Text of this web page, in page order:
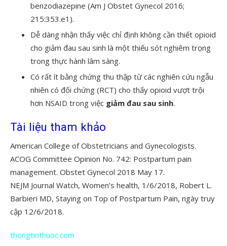
benzodiazepine (Am J Obstet Gynecol 2016;
215:353.e1).
Dễ dàng nhận thấy việc chỉ định không cần thiết opioid
cho giảm đau sau sinh là một thiếu sót nghiêm trọng
trong thực hành lâm sàng.
Có rất ít bằng chứng thu thập từ các nghiên cứu ngẫu
nhiên có đối chứng (RCT) cho thấy opioid vượt trội
hơn NSAID trong việc giảm đau sau sinh.
Tài liệu tham khảo
American College of Obstetricians and Gynecologists.
ACOG Committee Opinion No. 742: Postpartum pain
management. Obstet Gynecol 2018 May 17.
NEJM Journal Watch, Women’s health, 1/6/2018, Robert L.
Barbieri MD, Staying on Top of Postpartum Pain, ngày truy
cập 12/6/2018.
thongtinthuoc.com